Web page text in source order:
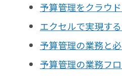
予算管理をクラウ
エクセルで実現す
予算管理の業務と
予算管理の業務フ